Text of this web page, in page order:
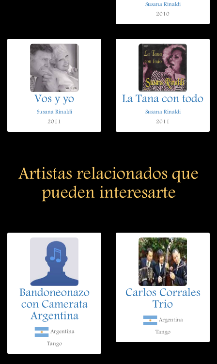
Susana Rinaldi
2010
Vos y yo
Susana Rinaldi
2011
La Tana con todo
Susana Rinaldi
2011
Artistas relacionados que
pueden interesarte
Bandoneonazo
con Camerata
Argentina
Argentina
Tango
Carlos Corrales
Trio
Argentina
Tango